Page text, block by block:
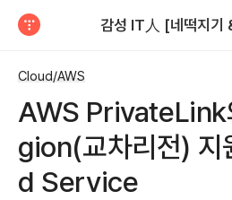
감성 IT人 [네떡지기
Cloud/AWS
AWS
gion(교차리전)
d Service